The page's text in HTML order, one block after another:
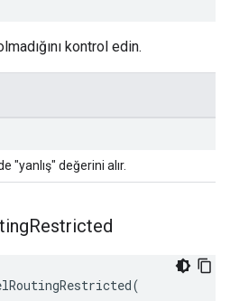
kontrol edin.
"yanlış" değerini alır.
Restricted